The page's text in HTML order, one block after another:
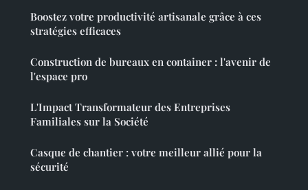
Boostez votre productivité artisanale grâce à ces
stratégies efficaces
Construction de bureaux en container : l'avenir de
l'espace pro
L'Impact Transformateur des Entreprises
Familiales sur la Société
Casque de chantier : votre meilleur allié pour la
sécurité